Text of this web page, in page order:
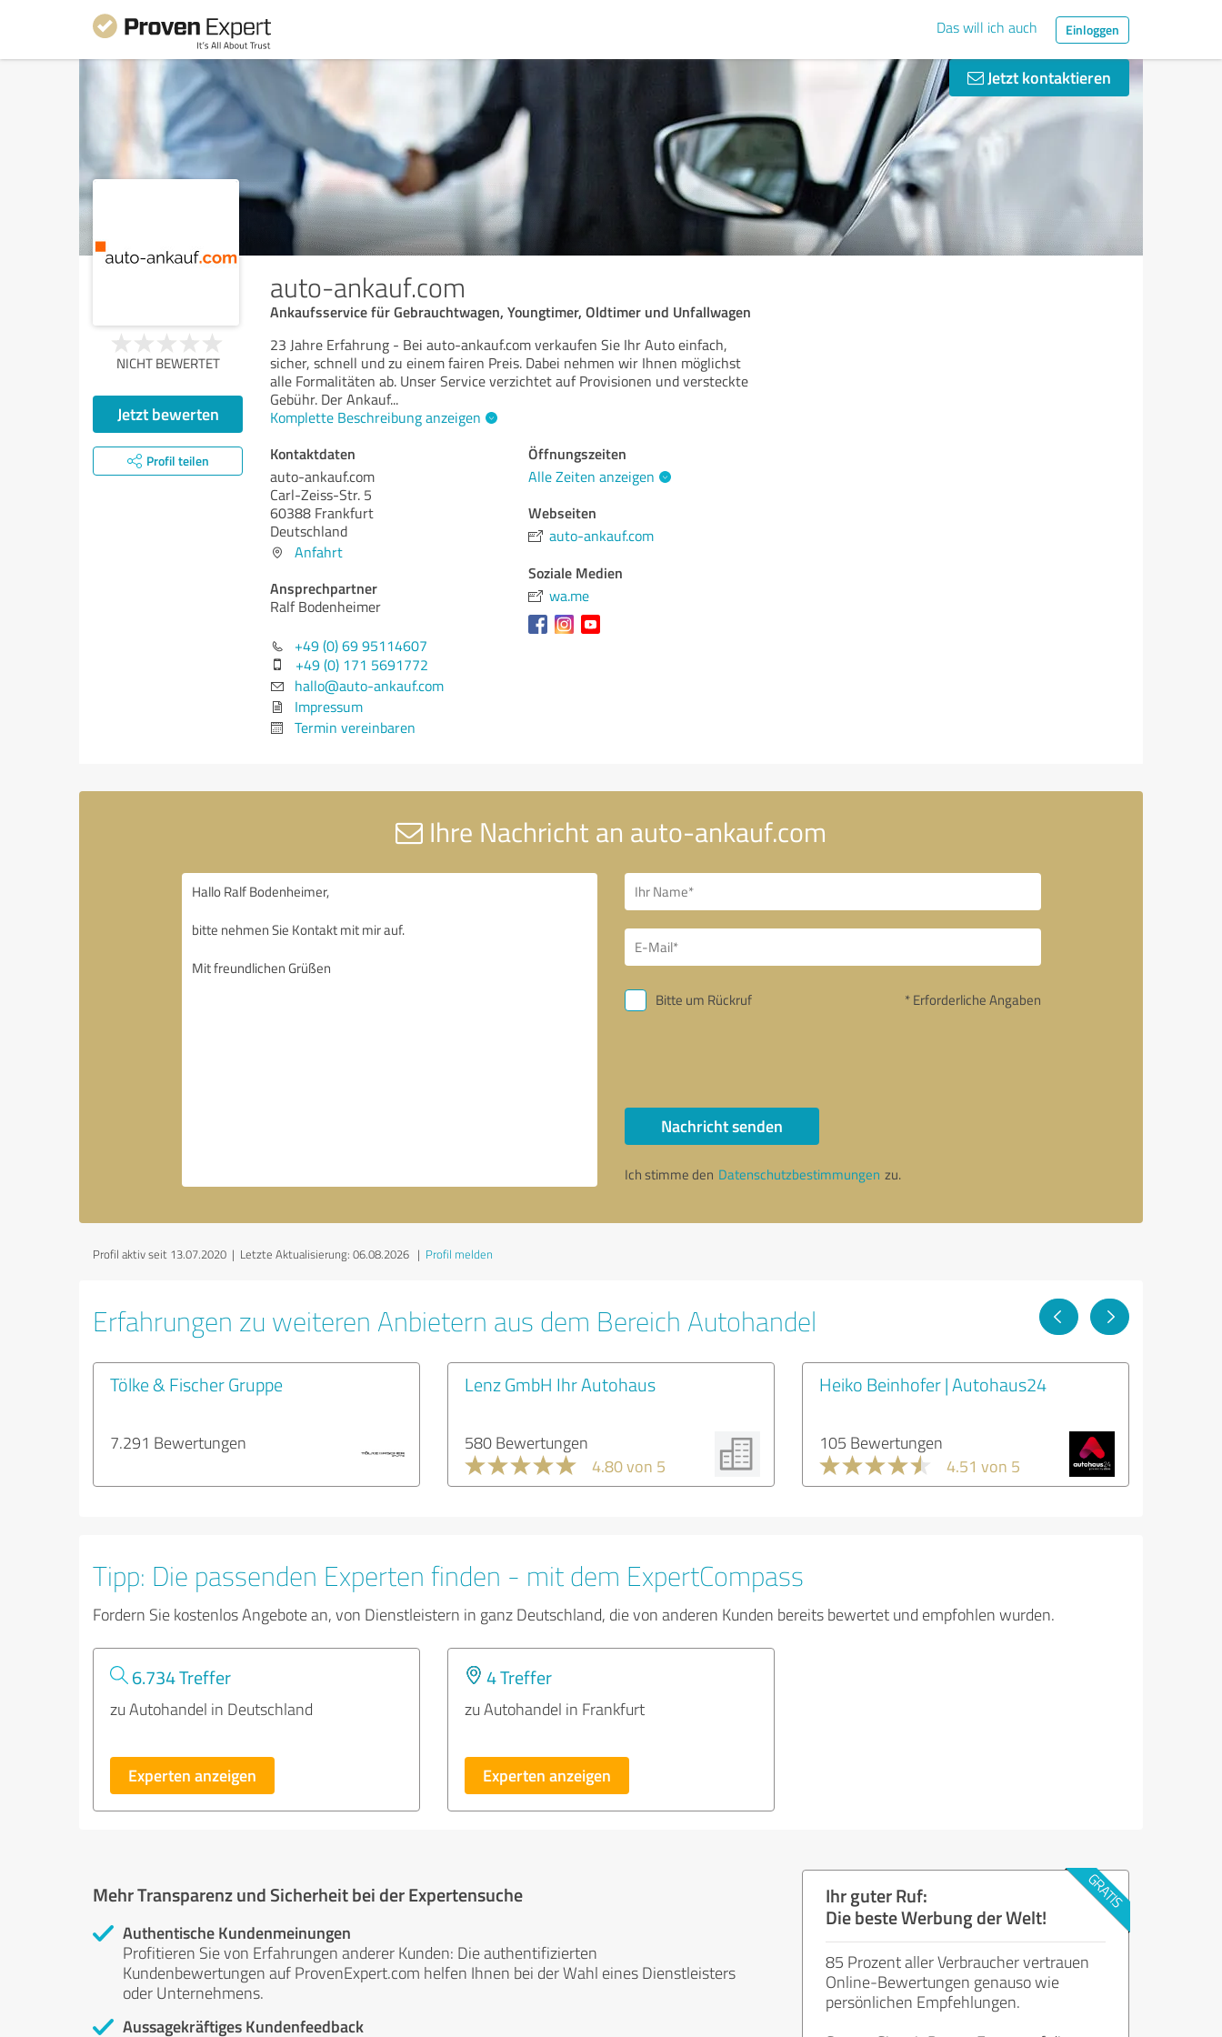
Das will ich auch Einloggen
Jetzt kontaktieren
auto-ankauf.com
Ankaufsservice für Gebrauchtwagen, Youngtimer, Oldtimer und Unfallwagen
NICHT BEWERTET
Jetzt bewerten
Profil teilen
23 Jahre Erfahrung - Bei auto-ankauf.com verkaufen Sie Ihr Auto einfach,
sicher, schnell und zu einem fairen Preis. Dabei nehmen wir Ihnen möglichst
alle Formalitäten ab. Unser Service verzichtet auf Provisionen und versteckte
Gebühr. Der Ankauf...
Komplette Beschreibung anzeigen
Kontaktdaten
auto-ankauf.com
Carl-Zeiss-Str. 5
60388 Frankfurt
Deutschland
Anfahrt
Ansprechpartner
Ralf Bodenheimer
+49 (0) 69 95114607
+49 (0) 171 5691772
hallo@auto-ankauf.com
Impressum
Termin vereinbaren
Öffnungszeiten
Alle Zeiten anzeigen
Webseiten
auto-ankauf.com
Soziale Medien
wa.me
Ihre Nachricht an auto-ankauf.com
Bitte um Rückruf * Erforderliche Angaben
Nachricht senden
Ich stimme den Datenschutzbestimmungen zu.
Profil aktiv seit 13.07.2020 | Letzte Aktualisierung: 06.08.2026 | Profil melden
Erfahrungen zu weiteren Anbietern aus dem Bereich Autohandel
Tölke & Fischer Gruppe
7.291 Bewertungen
Lenz GmbH Ihr Autohaus
580 Bewertungen
4.80 von 5
Heiko Beinhofer | Autohaus24
105 Bewertungen
4.51 von 5
Tipp: Die passenden Experten finden - mit dem ExpertCompass
Fordern Sie kostenlos Angebote an, von Dienstleistern in ganz Deutschland, die von anderen Kunden bereits bewertet und empfohlen wurden.
6.734 Treffer
zu Autohandel in Deutschland
Experten anzeigen
4 Treffer
zu Autohandel in Frankfurt
Experten anzeigen
Mehr Transparenz und Sicherheit bei der Expertensuche
Authentische Kundenmeinungen
Profitieren Sie von Erfahrungen anderer Kunden: Die authentifizierten
Kundenbewertungen auf ProvenExpert.com helfen Ihnen bei der Wahl eines Dienstleisters
oder Unternehmens.
Aussagekräftiges Kundenfeedback
Ihr guter Ruf:
Die beste Werbung der Welt!
85 Prozent aller Verbraucher vertrauen
Online-Bewertungen genauso wie
persönlichen Empfehlungen.